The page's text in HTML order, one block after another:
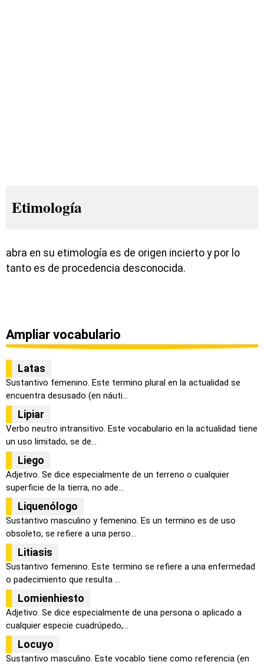
Etimología
abra en su etimología es de origen incierto y por lo
tanto es de procedencia desconocida.
Ampliar vocabulario
Latas
Sustantivo femenino. Este termino plural en la actualidad se
encuentra desusado (en náuti...
Lipiar
Verbo neutro intransitivo. Este vocabulario en la actualidad tiene
un uso limitado, se de...
Liego
Adjetivo. Se dice especialmente de un terreno o cualquier
superficie de la tierra, no ade...
Liquenólogo
Sustantivo masculino y femenino. Es un termino es de uso
obsoleto, se refiere a una perso...
Litiasis
Sustantivo femenino. Este termino se refiere a una enfermedad
o padecimiento que resulta ...
Lomienhiesto
Adjetivo. Se dice especialmente de una persona o aplicado a
cualquier especie cuadrúpedo,...
Locuyo
Sustantivo masculino. Este vocablo tiene como referencia (en